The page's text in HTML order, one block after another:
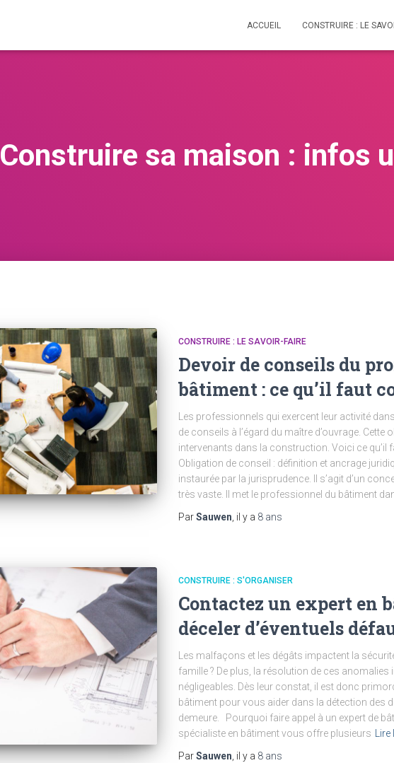
ACCUEIL CONSTRUIRE : LE
Construire sa maison : infos
CONSTRUIRE : LE SAVOIR-FAIRE
Devoir de conseils du
bâtiment : ce qu’il faut
Les professionnels qui exercent leur activité
de conseils à l’égard du maître d’ouvrage.
intervenants dans la construction. Voici ce qu’il
Obligation de conseil : définition et ancrage
instaurée par la jurisprudence. Il s’agit d’un
très vaste. Il met le professionnel du bâtiment
ParSauwen , il y a 8 ans
CONSTRUIRE : S'ORGANISER
Contactez un expert en
déceler d’éventuels
Les malfaçons et les dégâts impactent la
famille ? De plus, la résolution de ces anomalies
négligeables. Dès leur constat, il est donc
bâtiment pour vous aider dans la détection des
demeure. Pourquoi faire appel à un expert de
spécialiste en bâtiment vous offre plusieurs
ParSauwen , il y a 8 ans